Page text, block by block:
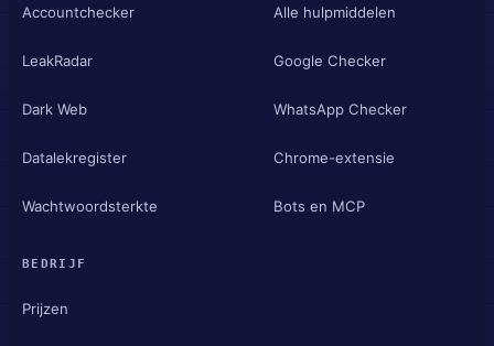
Accountchecker
LeakRadar
Dark Web
Datalekregister
Wachtwoordsterkte
Alle hulpmiddelen
Google Checker
WhatsApp Checker
Chrome-extensie
Bots en MCP
BEDRIJF
Prijzen